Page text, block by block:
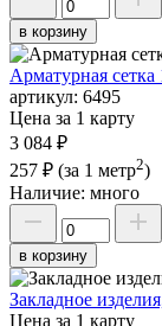
в корзину
Арматурная
артикул: 6495
Цена за 1 карту
3 084 ₽
257 ₽ (за 1 метр2)
Наличие: много
в корзину
Закладное
Цена за 1 карту